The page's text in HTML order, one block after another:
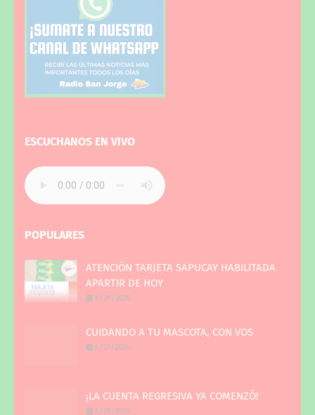
ESCUCHANOS EN VIVO
POPULARES
ATENCIÓN TARJETA SAPUCAY HABILITADA
APARTIR DE HOY
6/29/2026
CUIDANDO A TU MASCOTA, CON VOS
6/27/2026
¡LA CUENTA REGRESIVA YA COMENZÓ!
6/29/2026